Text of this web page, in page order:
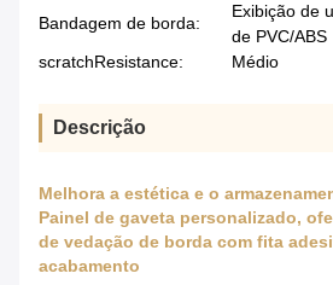
Bandagem de borda:
Exibição de
de PVC/ABS
scratchResistance:
Médio
Descrição
Melhora a estética e o
Painel de gaveta personalizado,
de vedação de borda com fita
acabamento